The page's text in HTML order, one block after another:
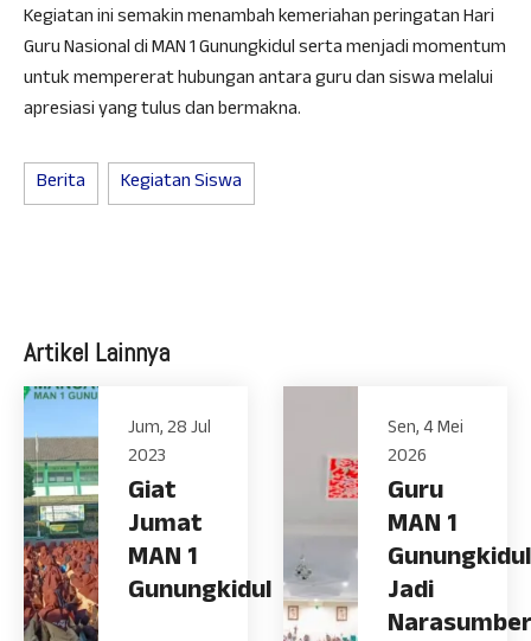
Kegiatan ini semakin menambah kemeriahan peringatan Hari
Guru Nasional di MAN 1 Gunungkidul serta menjadi momentum
untuk mempererat hubungan antara guru dan siswa melalui
apresiasi yang tulus dan bermakna.
Berita Kegiatan Siswa
Artikel Lainnya
Jum, 28 Jul
2023
Giat
Jumat
MAN 1
Gunungkidul
Sen, 4 Mei
2026
Guru
MAN 1
Gunungkidul
Jadi
Narasumber